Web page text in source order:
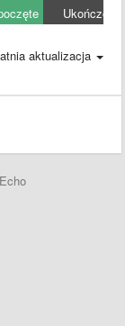
Ukończony
aktualizacja